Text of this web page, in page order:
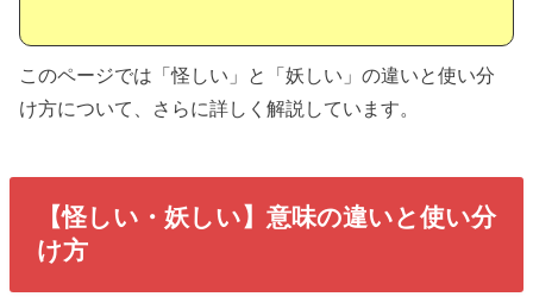
このページでは「怪しい」と「妖しい」の違いと使い分
け方について、さらに詳しく解説しています。
【怪しい・妖しい】意味の違いと使い分
け方